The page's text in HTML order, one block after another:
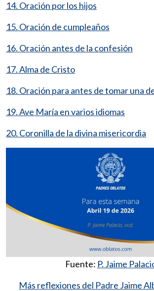
14. Oración por los hijos
15. Oración de cumpleaños
16. Oración antes de la confesión
17. Alma de Cristo
18. Oración para antes de tomar una
19. Ave María en varios idiomas
20. Coronilla de la divina misericordia
Fuente: P. Jaime
Más reflexiones del Padre Jaime